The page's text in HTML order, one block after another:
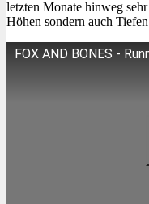
letzten Monate hinweg
Höhen sondern auch
FOX AND BONES -